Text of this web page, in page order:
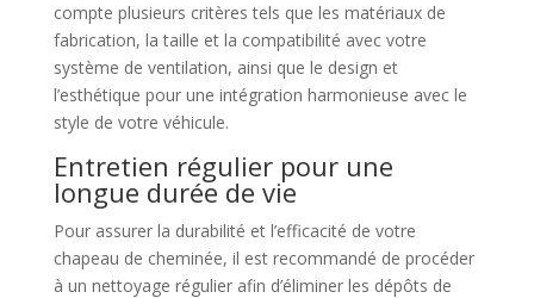
compte plusieurs critères tels que les matériaux de
fabrication, la taille et la compatibilité avec votre
système de ventilation, ainsi que le design et
l’esthétique pour une intégration harmonieuse avec le
style de votre véhicule.
Entretien régulier pour une
longue durée de vie
Pour assurer la durabilité et l’efficacité de votre
chapeau de cheminée, il est recommandé de procéder
à un nettoyage régulier afin d’éliminer les dépôts de